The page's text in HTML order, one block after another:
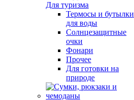
Для туризма
Термосы и бутылки
для воды
Солнцезащитные
очки
Фонари
Прочее
Для готовки на
природе